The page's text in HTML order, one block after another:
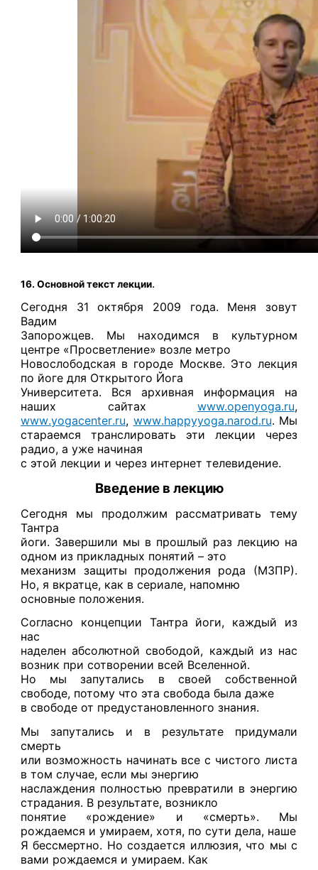
16. Основной текст лекции.
Сегодня 31 октября 2009 года. Меня зовут
Вадим
Запорожцев. Мы находимся в культурном
центре «Просветление» возле метро
Новослободская в городе Москве. Это лекция
по йоге для Открытого Йога
Университета. Вся архивная информация на
наших сайтах www.openyoga.ru,
www.yogacenter.ru, www.happyyoga.narod.ru. Мы
стараемся транслировать эти лекции через
радио, а уже начиная
с этой лекции и через интернет телевидение.
Введение в лекцию
Сегодня мы продолжим рассматривать тему
Тантра
йоги. Завершили мы в прошлый раз лекцию на
одном из прикладных понятий – это
механизм защиты продолжения рода (МЗПР).
Но, я вкратце, как в сериале, напомню
основные положения.
Согласно концепции Тантра йоги, каждый из
нас
наделен абсолютной свободой, каждый из нас
возник при сотворении всей Вселенной.
Но мы запутались в своей собственной
свободе, потому что эта свобода была даже
в свободе от предустановленного знания.
Мы запутались и в результате придумали
смерть
или возможность начинать все с чистого листа
в том случае, если мы энергию
наслаждения полностью превратили в энергию
страдания. В результате, возникло
понятие «рождение» и «смерть». Мы
рождаемся и умираем, хотя, по сути дела, наше
Я бессмертно. Но создается иллюзия, что мы с
вами рождаемся и умираем. Как